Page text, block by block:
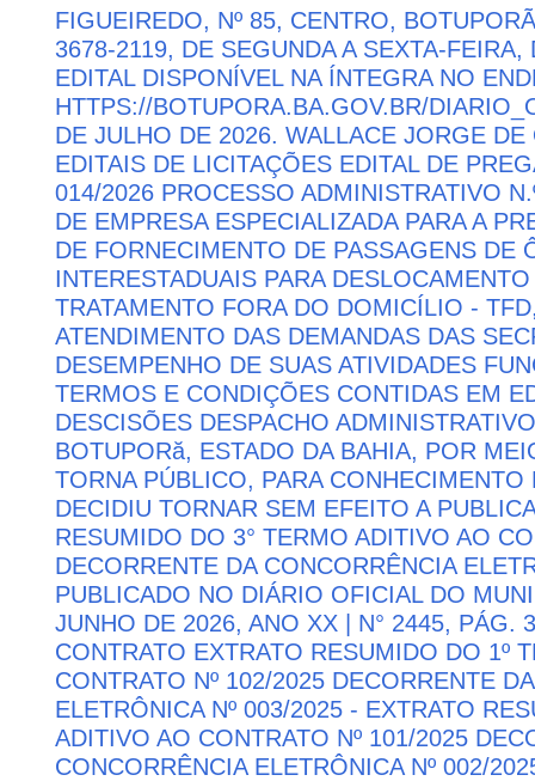
FIGUEIREDO, Nº 85, CENTRO,
3678-2119, DE SEGUNDA A SEXTA-
EDITAL DISPONÍVEL NA ÍNTEGRA NO
HTTPS://BOTUPORA.BA.GOV.BR/
DE JULHO DE 2026. WALLACE JORGE
EDITAIS DE LICITAÇÕES EDITAL DE
014/2026 PROCESSO ADMINISTRATIVO
DE EMPRESA ESPECIALIZADA PARA A
DE FORNECIMENTO DE PASSAGENS DE
INTERESTADUAIS PARA
TRATAMENTO FORA DO DOMICÍLIO -
ATENDIMENTO DAS DEMANDAS DAS
DESEMPENHO DE SUAS ATIVIDADES
TERMOS E CONDIÇÕES CONTIDAS EM
DESCISÕES DESPACHO
BOTUPORă, ESTADO DA BAHIA, POR
TORNA PÚBLICO, PARA
DECIDIU TORNAR SEM EFEITO A
RESUMIDO DO 3° TERMO ADITIVO AO
DECORRENTE DA CONCORRÊNCIA
PUBLICADO NO DIÁRIO OFICIAL DO
JUNHO DE 2026, ANO XX | N° 2445, PÁG.
CONTRATO EXTRATO RESUMIDO DO 1º
CONTRATO Nº 102/2025 DECORRENTE
ELETRÔNICA Nº 003/2025 - EXTRATO
ADITIVO AO CONTRATO Nº 101/2025
CONCORRÊNCIA ELETRÔNICA Nº 002/